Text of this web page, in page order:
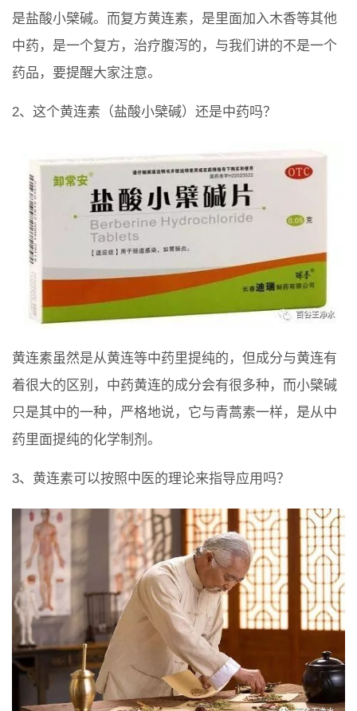
是盐酸小檗碱。而复方黄连素，是里面加入木香等其他
中药，是一个复方，治疗腹泻的，与我们讲的不是一个
药品，要提醒大家注意。
2、这个黄连素（盐酸小檗碱）还是中药吗？
黄连素虽然是从黄连等中药里提纯的，但成分与黄连有
着很大的区别，中药黄连的成分会有很多种，而小檗碱
只是其中的一种，严格地说，它与青蒿素一样，是从中
药里面提纯的化学制剂。
3、黄连素可以按照中医的理论来指导应用吗？